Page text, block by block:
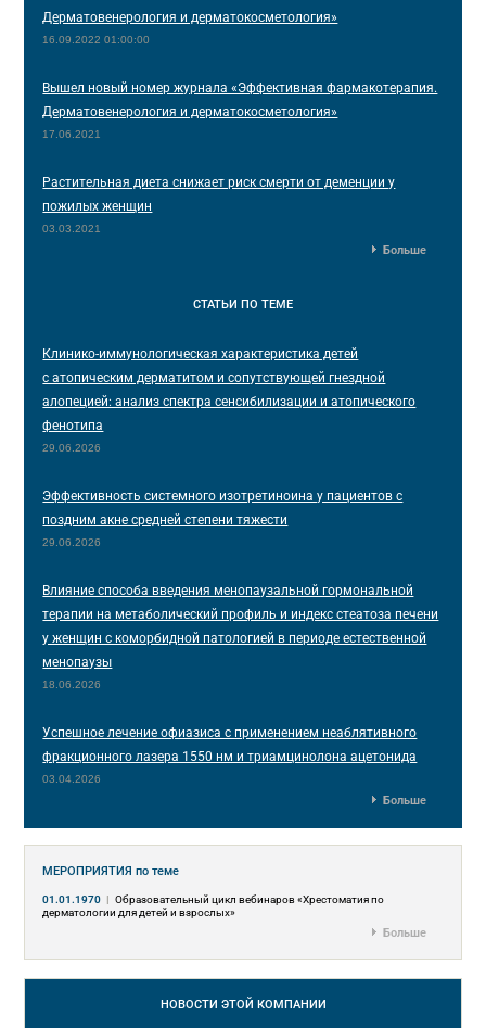
Дерматовенерология и дерматокосметология»
16.09.2022 01:00:00
Вышел новый номер журнала «Эффективная фармакотерапия.
Дерматовенерология и дерматокосметология»
17.06.2021
Растительная диета снижает риск смерти от деменции у
пожилых женщин
03.03.2021
Больше
СТАТЬИ ПО ТЕМЕ
Клинико-иммунологическая характеристика детей
с атопическим дерматитом и сопутствующей гнездной
алопецией: анализ спектра сенсибилизации и атопического
фенотипа
29.06.2026
Эффективность системного изотретиноина у пациентов с
поздним акне средней степени тяжести
29.06.2026
Влияние способа введения менопаузальной гормональной
терапии на метаболический профиль и индекс стеатоза печени
у женщин с коморбидной патологией в периоде естественной
менопаузы
18.06.2026
Успешное лечение офиазиса с применением неаблятивного
фракционного лазера 1550 нм и триамцинолона ацетонида
03.04.2026
Больше
МЕРОПРИЯТИЯпо теме
01.01.1970 | Образовательный цикл вебинаров «Хрестоматия по
дерматологии для детей и взрослых»
Больше
НОВОСТИ ЭТОЙ КОМПАНИИ